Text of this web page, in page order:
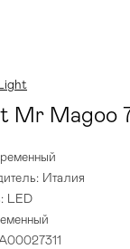
Mr Magoo
Италия
LED